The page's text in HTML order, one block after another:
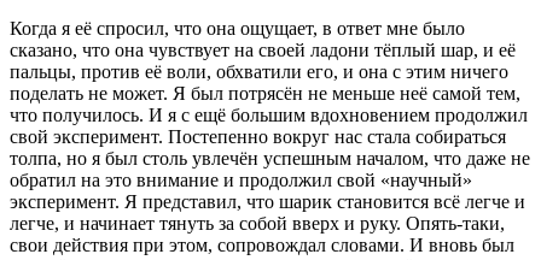
Когда я её спросил, что она ощущает, в ответ мне было
сказано, что она чувствует на своей ладони тёплый шар, и её
пальцы, против её воли, обхватили его, и она с этим ничего
поделать не может. Я был потрясён не меньше неё самой тем,
что получилось. И я с ещё большим вдохновением продолжил
свой эксперимент. Постепенно вокруг нас стала собираться
толпа, но я был столь увлечён успешным началом, что даже не
обратил на это внимание и продолжил свой «научный»
эксперимент. Я представил, что шарик становится всё легче и
легче, и начинает тянуть за собой вверх и руку. Опять-таки,
свои действия при этом, сопровождал словами. И вновь был